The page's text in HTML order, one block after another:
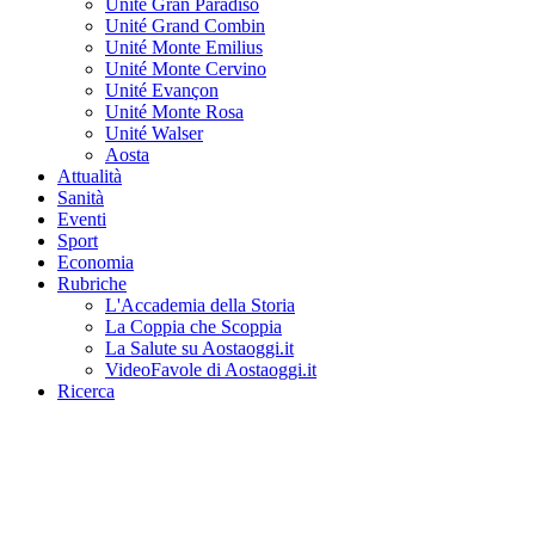
Unité Gran Paradiso
Unité Grand Combin
Unité Monte Emilius
Unité Monte Cervino
Unité Evançon
Unité Monte Rosa
Unité Walser
Aosta
Attualità
Sanità
Eventi
Sport
Economia
Rubriche
L'Accademia della Storia
La Coppia che Scoppia
La Salute su Aostaoggi.it
VideoFavole di Aostaoggi.it
Ricerca